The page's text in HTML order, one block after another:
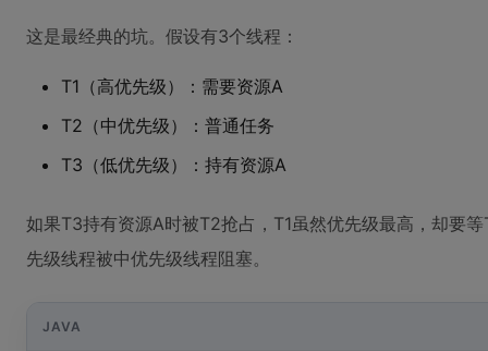
这是最经典的坑。假设有3个线程：
T1（高优先级）：需要资源A
T2（中优先级）：普通任务
T3（低优先级）：持有资源A
如果T3持有资源A时被T2抢占，T1虽然优先级最高，却要
先级线程被中优先级线程阻塞。
JAVA